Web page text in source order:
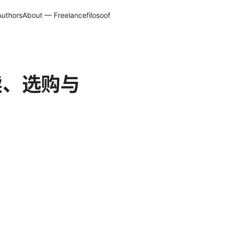
About — Freelancefilosoof
选购与